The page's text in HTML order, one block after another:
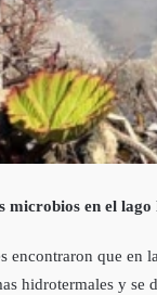
microbios en el
que en
hidrotermales y se